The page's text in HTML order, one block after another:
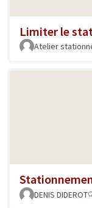
Limiter le
Atelier
DENIS DIDEROT